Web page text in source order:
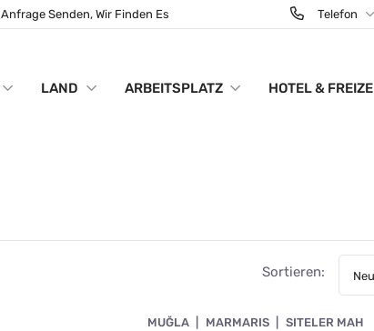
Anfrage Senden, Wir Finden Es Telefon
LAND ARBEITSPLATZ HOTEL &
Sortieren:
MUĞLA MARMARIS SITELER MAH